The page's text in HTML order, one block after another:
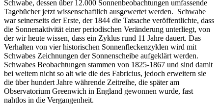
Schwabe, dessen über 12.000 Sonnenbeobachtungen umfassende
Tagebücher jetzt wissenschaftlich ausgewertet werden. Schwabe
war seinerseits der Erste, der 1844 die Tatsache veröffentlichte, dass
die Sonnenaktivität einer periodischen Veränderung unterliegt, von
der wir heute wissen, dass ein Zyklus rund 11 Jahre dauert. Das
Verhalten von vier historischen Sonnenfleckenzyklen wird mit
Schwabes Zeichnungen der Sonnenscheibe aufgeklärt werden.
Schwabes Beobachtungen stammen von 1825-1867 und sind damit
bei weitem nicht so alt wie die des Fabricius, jedoch erweitern sie
die über hundert Jahre währende Zeitreihe, die später am
Observatorium Greenwich in England gewonnen wurde, fast
nahtlos in die Vergangenheit.